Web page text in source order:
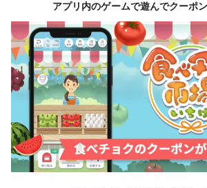
アプリ内のゲームで遊んでクーポ